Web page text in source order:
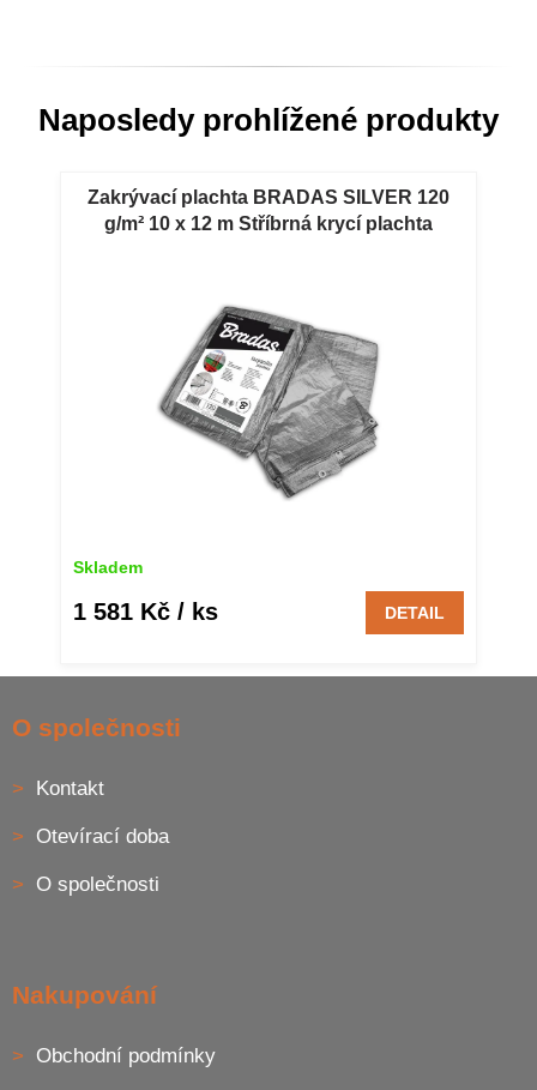
Naposledy prohlížené produkty
Zakrývací plachta BRADAS SILVER 120
g/m² 10 x 12 m Stříbrná krycí plachta
Skladem
1 581 Kč / ks DETAIL
O společnosti
Kontakt
Otevírací doba
O společnosti
Nakupování
Obchodní podmínky